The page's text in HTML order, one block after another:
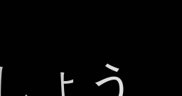
う。